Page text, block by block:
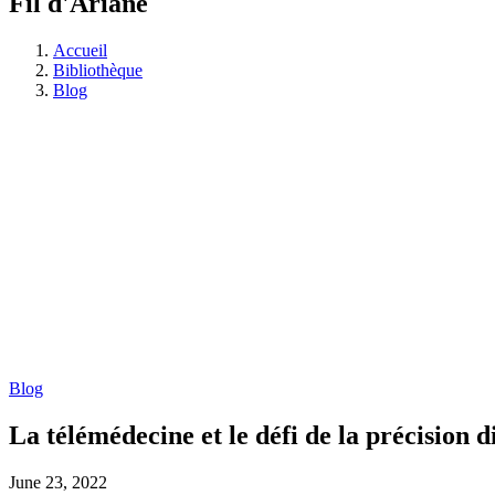
Accueil
Bibliothèque
Blog
Blog
La télémédecine et le défi de la précision
June 23, 2022